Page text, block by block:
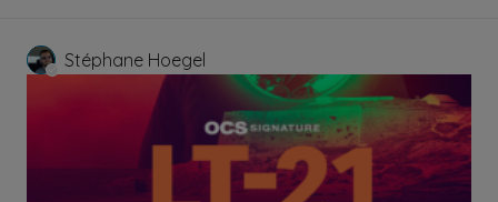
Stéphane Hoegel